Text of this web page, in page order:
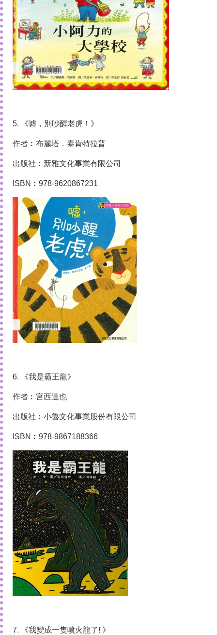
5. 《噓，別吵醒老虎！》
作者︰布麗塔．泰肯特拉普
出版社︰新雅文化事業有限公司
ISBN︰978-9620867231
6. 《我是霸王龍》
作者︰宮西達也
出版社︰小魯文化事業股份有限公司
ISBN︰978-9867188366
7. 《我變成一隻噴火龍了! 》